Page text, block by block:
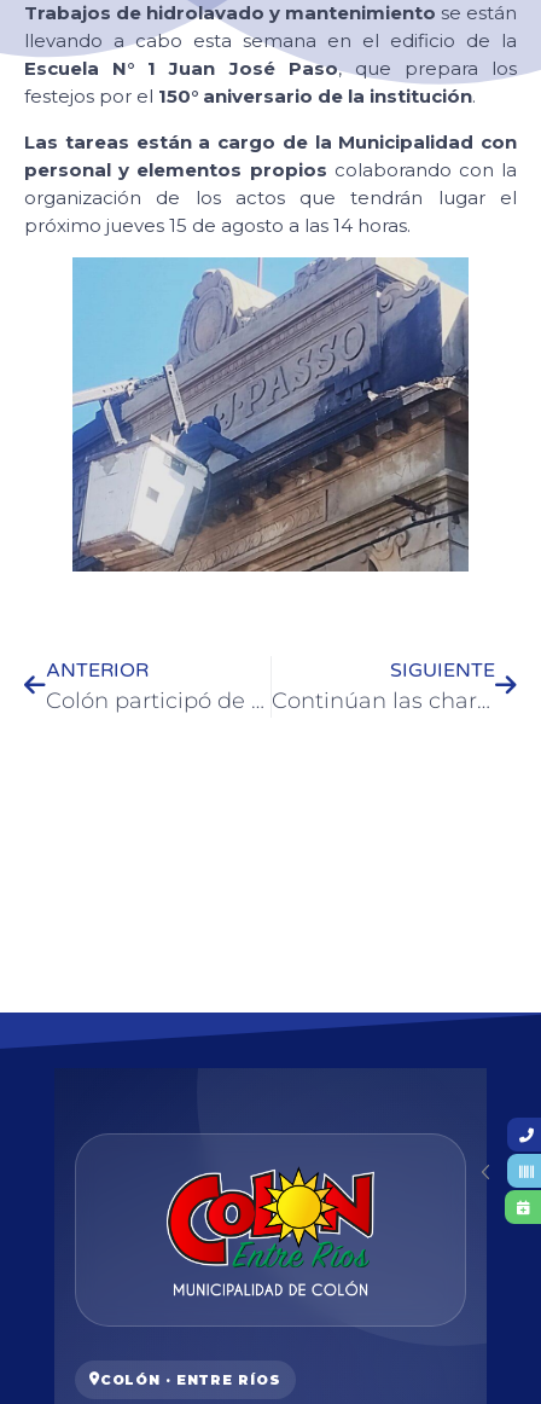
Trabajos de hidrolavado y mantenimiento se están
llevando a cabo esta semana en el edificio de la
Escuela N° 1 Juan José Paso, que prepara los
festejos por el 150° aniversario de la institución.
Las tareas están a cargo de la Municipalidad con
personal y elementos propios colaborando con la
organización de los actos que tendrán lugar el
próximo jueves 15 de agosto a las 14 horas.
ANTERIOR
Colón participó de Meet Up Argentina 2024: el principal evento de Turismo de Reuniones
SIGUIENTE
Continúan las charlas de salud bucodental en los jardines de infantes
COLÓN · ENTRE RÍOS